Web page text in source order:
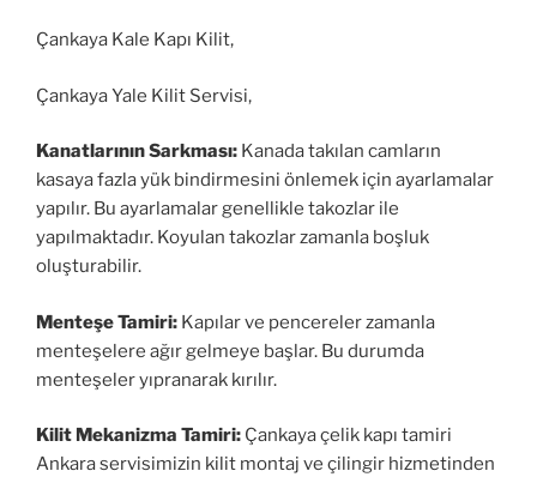
Çankaya Kale Kapı Kilit,
Çankaya Yale Kilit Servisi,
Kanatlarının Sarkması: Kanada takılan camların
kasaya fazla yük bindirmesini önlemek için ayarlamalar
yapılır. Bu ayarlamalar genellikle takozlar ile
yapılmaktadır. Koyulan takozlar zamanla boşluk
oluşturabilir.
Menteşe Tamiri: Kapılar ve pencereler zamanla
menteşelere ağır gelmeye başlar. Bu durumda
menteşeler yıpranarak kırılır.
Kilit Mekanizma Tamiri: Çankaya çelik kapı tamiri
Ankara servisimizin kilit montaj ve çilingir hizmetinden